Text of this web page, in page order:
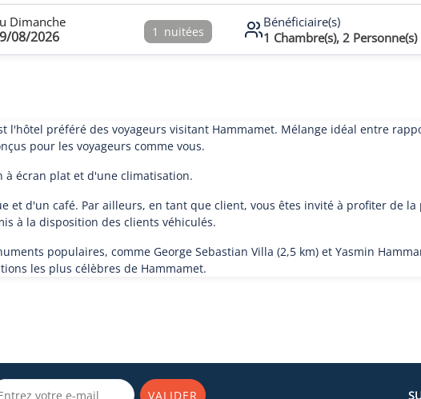
Dimanche
08/2026 1 nuitées
Bénéficiaire(s)
1 Chambre(s), 2 Personne(s)
l'hôtel préféré des voyageurs visitant Hammamet. Mélange idéal entre
pour les voyageurs comme vous.
à écran plat et d'une climatisation.
et d'un café. Par ailleurs, en tant que client, vous êtes invité à profiter de
à la disposition des clients véhiculés.
populaires, comme George Sebastian Villa (2,5 km) et Yasmin
les plus célèbres de Hammamet.
VALIDER